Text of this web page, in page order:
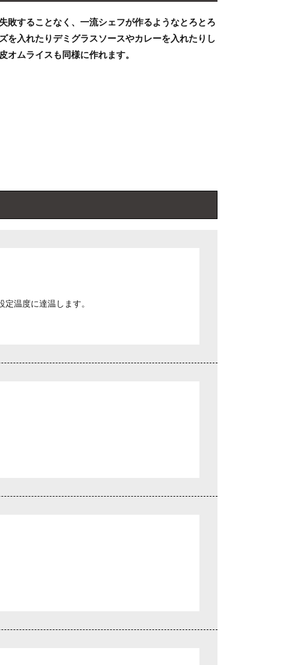
敗することなく、一流シェフが作るようなとろとろ
を入れたりデミグラスソースやカレーを入れたりし
ムライスも同様に作れます。
温度に達温します。